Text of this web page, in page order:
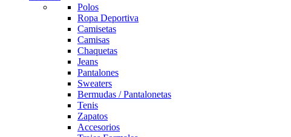
Polos
Ropa Deportiva
Camisetas
Camisas
Chaquetas
Jeans
Pantalones
Sweaters
Bermudas / Pantalonetas
Tenis
Zapatos
Accesorios